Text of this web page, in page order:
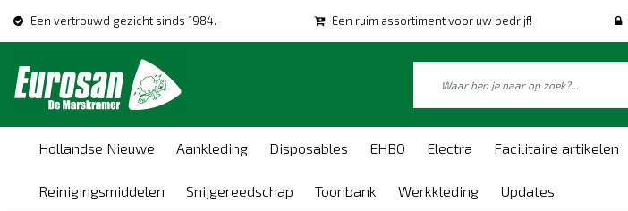
Een vertrouwd gezicht sinds 1984. Een ruim assortiment voor uw bedrijf!
Hollandse Nieuwe Aankleding Disposables EHBO Electra Facilitaire artikelen
Reinigingsmiddelen Snijgereedschap Toonbank Werkkleding Updates